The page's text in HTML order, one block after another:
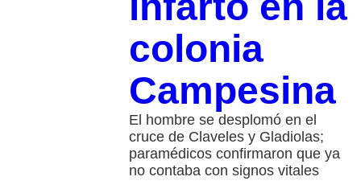
colonia
Campesina
El hombre se desplomó en el
cruce de Claveles y Gladiolas;
paramédicos confirmaron que ya
no contaba con signos vitales